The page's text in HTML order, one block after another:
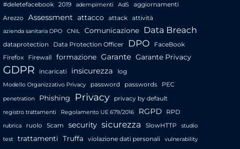
#deletefacebook 2019 adempimenti AdS
aggiornamenti
Arezzo
Assessment attacco attack attività
azienda sanitaria DPO CNIL Comunicazione Data Breach
dataprotection Data Protection Officer DPO
FaceBook
Firefox
Firewall formazione Garante Garante Privacy
GDPR incaricati insicurezza log
Modello Organizzativo Privacy password passwords PEC
penetration Phishing Privacy privacy by default
registro trattamenti Regolamento UE 679/2016 RGPD RPD
rubrica ruolo Scam security sicurezza SlowHTTP studio
test trattamenti Truffa violazione dati personali vulnerability